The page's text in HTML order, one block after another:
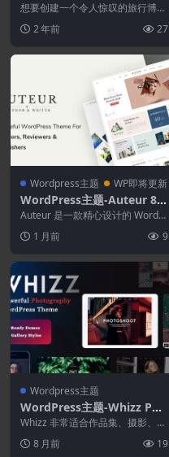
1.5–适合旅行博客作者的现代
WordPress主题
想要创建一个令人惊叹的旅行博客
评估主题？...
2 年前 27
Wordpress主题 WP即将更新
WordPress主题-Auteur 8.7
–专为作者和出版商打造的W
ordPress主题
Auteur 是一款精心设计的 WordPr
家...1 月前 9
Wordpress主题
WordPress主题-Whizz Pho
tography WordPress 2.4.3
Whizz 非常适合作品集、摄影、创
意和画廊网站。它操作简单，您可
以轻松上传作品...
8 月前 19